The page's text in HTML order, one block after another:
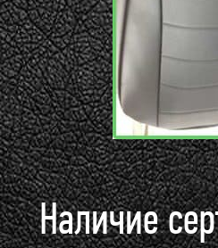
Наличие